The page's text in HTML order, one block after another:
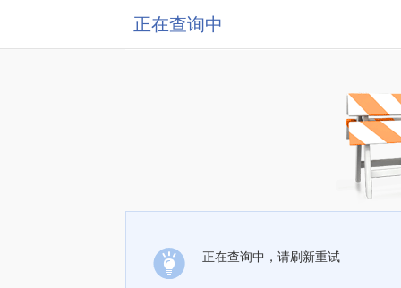
正在查询中
正在查询中，请刷新重试